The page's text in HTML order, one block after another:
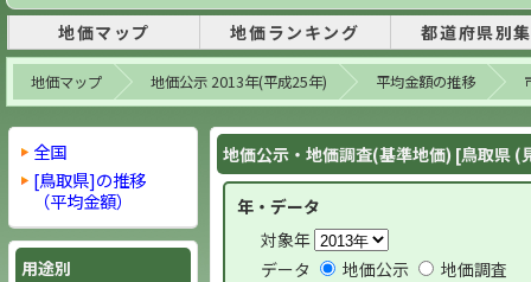
地価マップ 地価ランキング 都道府県別
地価マップ 地価公示 2013年(平成25年) 平均金額の推移
地価公示・地価調査(基準地価) [鳥取県 (
年・データ
対象年
データ
地価公示
地価調査
全国
[鳥取県]の推移
（平均金額）
用途別